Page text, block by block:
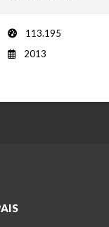
113.195
2013